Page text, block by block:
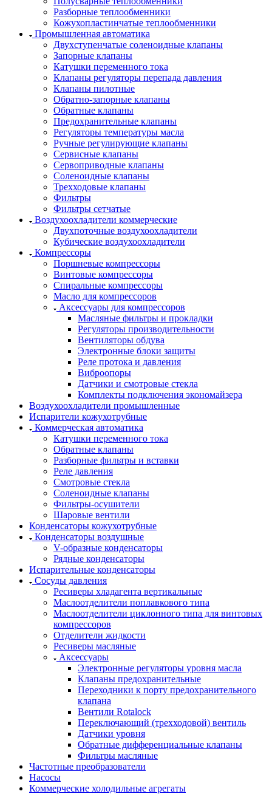
Разборные теплообменники
Кожухопластинчатые теплообменники
Промышленная автоматика
Двухступенчатые соленоидные клапаны
Запорные клапаны
Катушки переменного тока
Клапаны регуляторы перепада давления
Клапаны пилотные
Обратно-запорные клапаны
Обратные клапаны
Предохранительные клапаны
Регуляторы температуры масла
Ручные регулирующие клапаны
Сервисные клапаны
Сервоприводные клапаны
Соленоидные клапаны
Трехходовые клапаны
Фильтры
Фильтры сетчатые
Воздухоохладители коммерческие
Двухпоточные воздухоохладители
Кубические воздухоохладители
Компрессоры
Поршневые компрессоры
Винтовые компрессоры
Спиральные компрессоры
Масло для компрессоров
Аксессуары для компрессоров
Масляные фильтры и прокладки
Регуляторы производительности
Вентиляторы обдува
Электронные блоки защиты
Реле протока и давления
Виброопоры
Датчики и смотровые стекла
Комплекты подключения экономайзера
Воздухоохладители промышленные
Испарители кожухотрубные
Коммерческая автоматика
Катушки переменного тока
Обратные клапаны
Разборные фильтры и вставки
Реле давления
Смотровые стекла
Соленоидные клапаны
Фильтры-осушители
Шаровые вентили
Конденсаторы кожухотрубные
Конденсаторы воздушные
V-образные конденсаторы
Рядные конденсаторы
Испарительные конденсаторы
Сосуды давления
Ресиверы хладагента вертикальные
Маслоотделители поплавкового типа
Маслоотделители циклонного типа для винтовых
компрессоров
Отделители жидкости
Ресиверы масляные
Аксессуары
Электронные регуляторы уровня масла
Клапаны предохранительные
Переходники к порту предохранительного
клапана
Вентили Rotalock
Переключающий (трехходовой) вентиль
Датчики уровня
Обратные дифференциальные клапаны
Фильтры масляные
Частотные преобразователи
Насосы
Коммерческие холодильные агрегаты